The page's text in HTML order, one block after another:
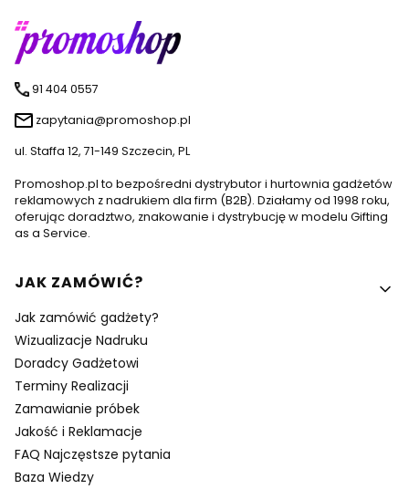
91 404 0557
zapytania@promoshop.pl
ul. Staffa 12, 71-149 Szczecin, PL
Promoshop.pl to bezpośredni dystrybutor i hurtownia gadżetów
reklamowych z nadrukiem dla firm (B2B). Działamy od 1998 roku,
oferując doradztwo, znakowanie i dystrybucję w modelu Gifting
as a Service.
Linki w stopce
JAK ZAMÓWIĆ?
Jak zamówić gadżety?
Wizualizacje Nadruku
Doradcy Gadżetowi
Terminy Realizacji
Zamawianie próbek
Jakość i Reklamacje
FAQ Najczęstsze pytania
Baza Wiedzy